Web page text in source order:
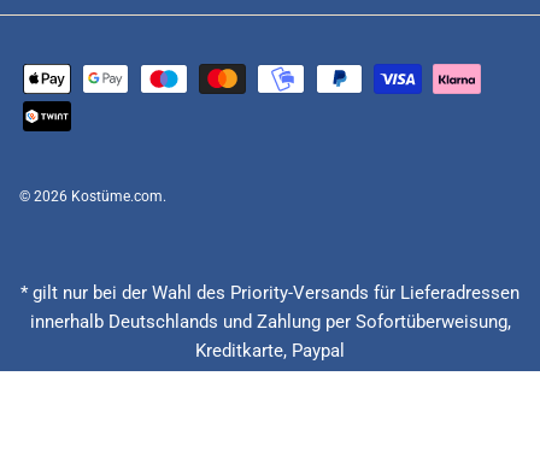
© 2026 Kostüme.com.
* gilt nur bei der Wahl des Priority-Versands für Lieferadressen
innerhalb Deutschlands und Zahlung per Sofortüberweisung,
Kreditkarte, Paypal